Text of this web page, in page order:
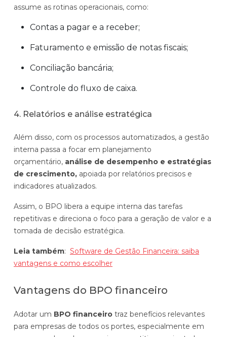
assume as rotinas operacionais, como:
Contas a pagar e a receber;
Faturamento e emissão de notas fiscais;
Conciliação bancária;
Controle do fluxo de caixa.
4. Relatórios e análise estratégica
Além disso, com os processos automatizados, a gestão
interna passa a focar em planejamento
orçamentário, análise de desempenho e estratégias
de crescimento, apoiada por relatórios precisos e
indicadores atualizados.
Assim, o BPO libera a equipe interna das tarefas
repetitivas e direciona o foco para a geração de valor e a
tomada de decisão estratégica.
Leia também: Software de Gestão Financeira: saiba
vantagens e como escolher
Vantagens do BPO financeiro
Adotar um BPO financeiro traz benefícios relevantes
para empresas de todos os portes, especialmente em